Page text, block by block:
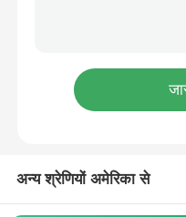
भूमिगत ताररहित टोपी दीपक
अन्य श्रेणियों अमेरिका से